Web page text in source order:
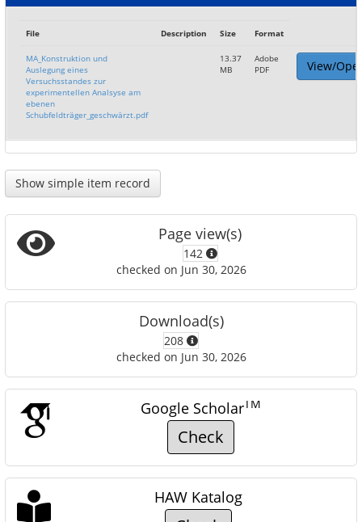
File Description Size Format
MA_Konstruktion und
Auslegung eines
Versuchsstandes zur
experimentellen Analsyse am
ebenen
Schubfeldträger_geschwärzt.pdf
13.37
MB
Adobe
PDF
View/
Show simple item record
Page view(s)
142
checked on Jun 30, 2026
Download(s)
208
checked on Jun 30, 2026
Google ScholarTM
Check
HAW Katalog